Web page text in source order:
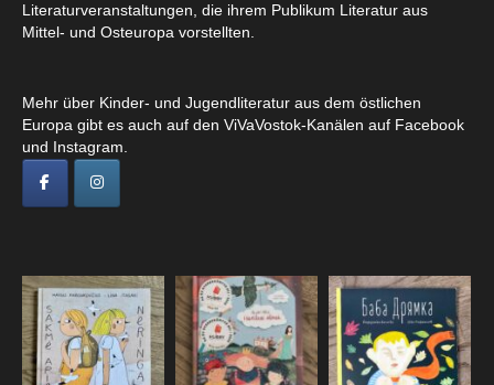
Literaturveranstaltungen, die ihrem Publikum Literatur aus
Mittel- und Osteuropa vorstellten.
Mehr über Kinder- und Jugendliteratur aus dem östlichen
Europa gibt es auch auf den ViVaVostok-Kanälen auf Facebook
und Instagram.